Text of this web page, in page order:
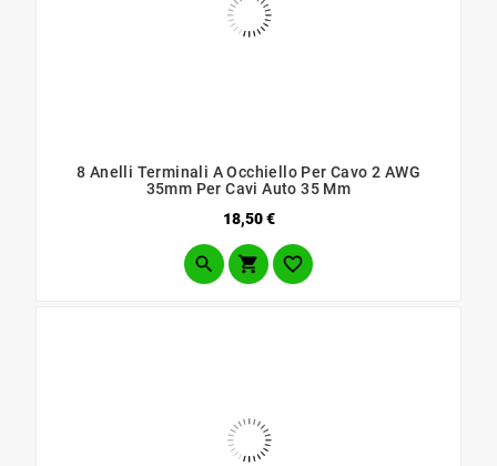
8 Anelli Terminali A Occhiello Per Cavo 2 AWG
35mm Per Cavi Auto 35 Mm
18,50 €Prezzo
  